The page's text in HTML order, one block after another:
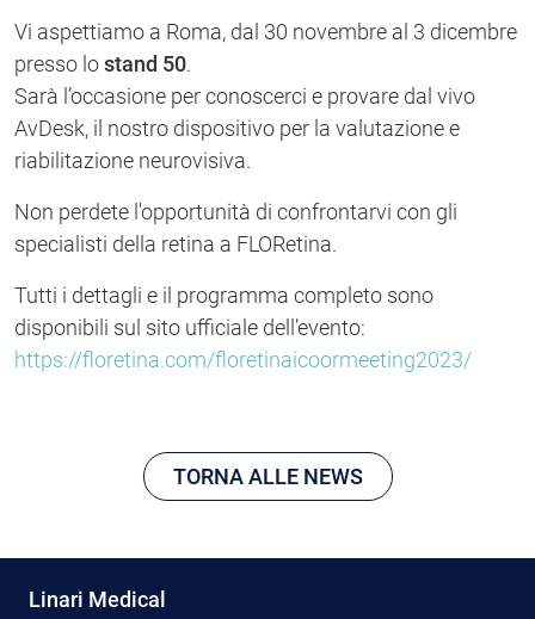
Vi aspettiamo a Roma, dal 30 novembre al 3 dicembre
presso lostand 50.
Sarà l’occasione per conoscerci e provare dal vivo
AvDesk, il nostro dispositivo per la valutazione e
riabilitazione neurovisiva.
Non perdete l'opportunità di confrontarvi con gli
specialisti della retina a FLORetina.
Tutti i dettagli e il programma completo sono
disponibili sul sito ufficiale dell’evento:
https://floretina.com/floretinaicoormeeting2023/
TORNA ALLE NEWS
Linari Medical